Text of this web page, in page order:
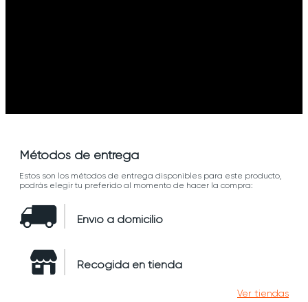
Métodos de entrega
Estos son los métodos de entrega disponibles para este producto,
podrás elegir tu preferido al momento de hacer la compra:
Envío a domicilio
Recogida en tienda
Ver tiendas